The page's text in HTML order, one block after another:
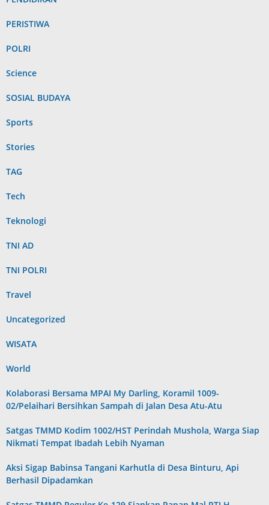
PERISTIWA
POLRI
Science
SOSIAL BUDAYA
Sports
Stories
TAG
Tech
Teknologi
TNI AD
TNI POLRI
Travel
Uncategorized
WISATA
World
Kolaborasi Bersama MPAI My Darling, Koramil 1009-
02/Pelaihari Bersihkan Sampah di Jalan Desa Atu-Atu
Satgas TMMD Kodim 1002/HST Perindah Mushola, Warga Siap
Nikmati Tempat Ibadah Lebih Nyaman
Aksi Sigap Babinsa Tangani Karhutla di Desa Binturu, Api
Berhasil Dipadamkan